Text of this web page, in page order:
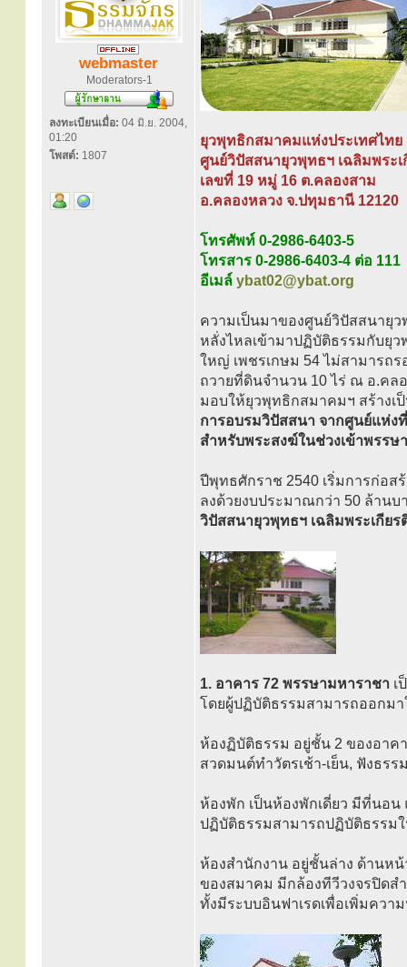
webmaster
Moderators-1
ลงทะเบียนเมื่อ: 04 มิ.ย. 2004,
01:20
โพสต์: 1807
ยุวพุทธิกสมาคมแห่งประเทศไทย
ศูนย์วิปัสสนายุวพุทธฯ เฉลิมพระ
เลขที่ 19 หมู่ 16 ต.คลองสาม
อ.คลองหลวง จ.ปทุมธานี 12120
โทรศัพท์ 0-2986-6403-5
โทรสาร 0-2986-6403-4 ต่อ 111
อีเมล์ ybat02@ybat.org
ความเป็นมาของศูนย์วิปัสสนายุ
หลั่งไหลเข้ามาปฏิบัติธรรมกับยุ
ใหญ่ เพชรเกษม 54 ไม่สามารถ
ถวายที่ดินจำนวน 10 ไร่ ณ อ.คล
มอบให้ยุวพุทธิกสมาคมฯ สร้างเ
การอบรมวิปัสสนา จากศูนย์แห่ง
สำหรับพระสงฆ์ในช่วงเข้าพรรษ
ปีพุทธศักราช 2540 เริ่มการก่อส
ลงด้วยงบประมาณกว่า 50 ล้าน
วิปัสสนายุวพุทธฯ เฉลิมพระเกีย
1. อาคาร 72 พรรษามหาราชา เ
โดยผู้ปฏิบัติธรรมสามารถออกม
ห้องฏิบัติธรรม อยู่ชั้น 2 ของอาค
สวดมนต์ทำวัตรเช้า-เย็น, ฟังธร
ห้องพัก เป็นห้องพักเดี่ยว มีที่นอ
ปฏิบัติธรรมสามารถปฏิบัติธรรม
ห้องสำนักงาน อยู่ชั้นล่าง ด้านหน้
ของสมาคม มีกล้องทีวีวงจรปิดส
ทั้งมีระบบอินฟาเรดเพื่อเพิ่มคว